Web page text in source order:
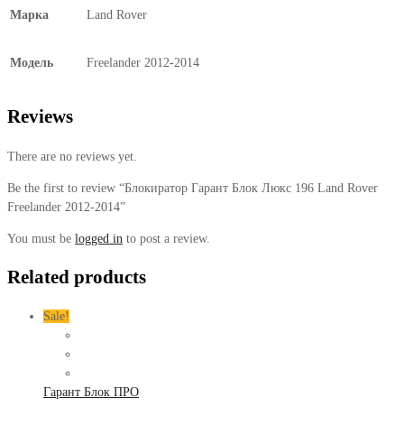
Марка Land Rover
Модель Freelander 2012-2014
Reviews
There are no reviews yet.
Be the first to review “Блокиратор Гарант Блок Люкс 196 Land Rover
Freelander 2012-2014”
You must be logged in to post a review.
Related products
Sale!
Гарант Блок ПРО